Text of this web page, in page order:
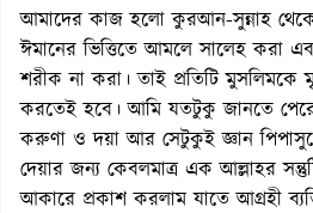
আমাদের কাজ হলো কুরআন-সুন্নাহ থেকে
ঈমানের ভিত্তিতে আমলে সালেহ করা
শরীক না করা। তাই প্রতিটি মুসলিমকে
করতেই হবে। আমি যতটুকু জানতে
করুণা ও দয়া আর সেটুকুই জ্ঞান
দেয়ার জন্য কেবলমাত্র এক আল্লাহর
আকারে প্রকাশ করলাম যাতে আগ্রহী